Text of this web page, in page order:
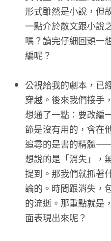
形式雖然是小說，但
一點介於散文跟小說
嗎？讀完仔細回頭一
編呢？
公視給我的劇本，已
穿越。後來我們接手
想通了一點：要改編
節是沒有用的，會在
追尋的是書的精髓
想說的是「消失」，
提到。那我們就抓著
論的。時間跟消失，
的流逝。那重點就是
面表現出來呢？